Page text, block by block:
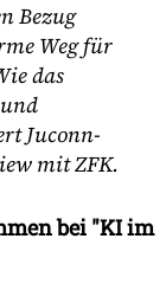
Bezug
Weg für
das
Juconn-
mit ZFK.
bei "KI im